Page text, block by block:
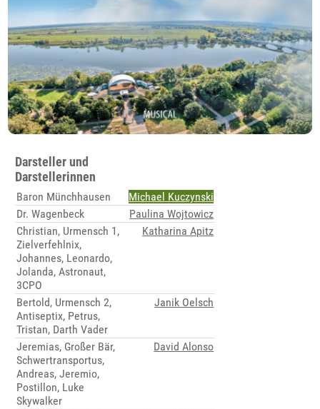
Darsteller und
Darstellerinnen
Baron Münchhausen
Michael Kuczynski
Dr. Wagenbeck
Paulina Wojtowicz
Christian, Urmensch 1,
Zielverfehlnix,
Johannes, Leonardo,
Jolanda, Astronaut,
3CPO
Katharina Apitz
Bertold, Urmensch 2,
Antiseptix, Petrus,
Tristan, Darth Vader
Janik Oelsch
Jeremias, Großer Bär,
Schwertransportus,
Andreas, Jeremio,
Postillon, Luke
Skywalker
David Alonso